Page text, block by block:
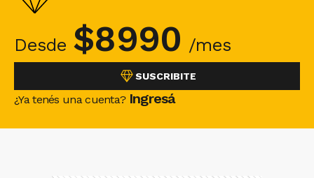
Desde $8990 /mes
SUSCRIBITE
¿Ya tenés una cuenta? Ingresá